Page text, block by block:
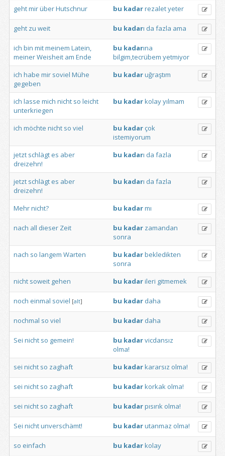
gehtmirüberHutschnur bu kadarrezaletyeter
geht zu weit bu kadarı da fazla ama
ich bin mitmeinem Latein,
meinerWeisheit am Ende
bu kadarına
bilgim,tecrübem yetmiyor
ich habe mir soviel Mühe
gegeben
bu kadaruğraştım
ich lasse mich nicht so leicht
unterkriegen
bu kadarkolayyılmam
ich möchte nicht so viel bu kadar çok
istemiyorum
jetzt schlägt es aber
dreizehn!
bu kadarı da fazla
jetzt schlägt es aber
dreizehn!
bu kadarı da fazla
Mehrnicht? bu kadarmı
nach all dieser Zeit bu kadar zamandan
sonra
nach so langem Warten bu kadarbekledikten
sonra
nicht soweit gehen bu kadarileri gitmemek
noch einmal soviel [alt] bu kadar daha
nochmal so viel bu kadar daha
Sei nicht so gemein! bu kadarvicdansız
olma!
sei nicht so zaghaft bu kadarkararsız olma!
sei nicht so zaghaft bu kadarkorkak olma!
sei nicht so zaghaft bu kadarpısırık olma!
Sei nichtunverschämt! bu kadarutanmaz olma!
so einfach bu kadarkolay